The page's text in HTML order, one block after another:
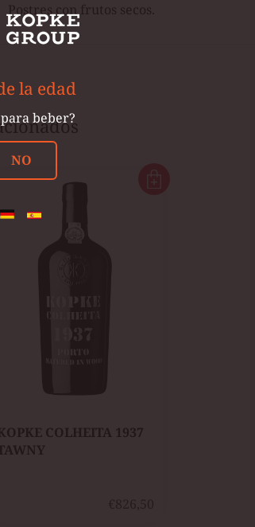
Postres con frutos secos.
COLHEITA 1937
la edad
beber?
NO